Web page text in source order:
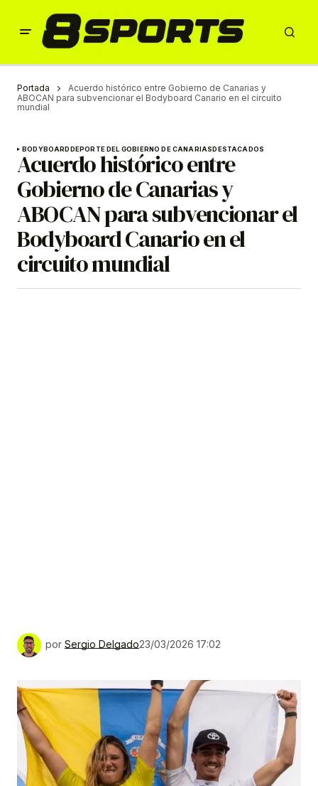
Portada
Acuerdo histórico entre Gobierno de Canarias y
ABOCAN para subvencionar el Bodyboard Canario en el circuito
mundial
BODYBOARDDEPORTE DEL GOBIERNO DE CANARIASDESTACADOS
Acuerdo histórico entre
Gobierno de Canarias y
ABOCAN para subvencionar el
Bodyboard Canario en el
circuito mundial
por Sergio Delgado23/03/2026 17:02